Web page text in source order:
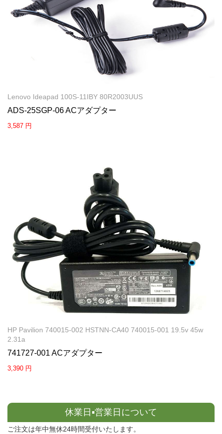
Lenovo Ideapad 100S-11IBY 80R2003UUS
ADS-25SGP-06 ACアダプター
3,587 円
HP Pavilion 740015-002 HSTNN-CA40 740015-001 19.5v 45w
2.31a
741727-001 ACアダプター
3,390 円
休業日▪営業日について
ご注文は年中無休24時間受付いたします。